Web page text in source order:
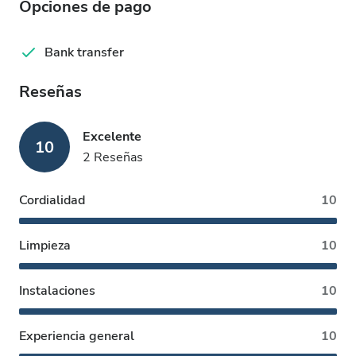
Opciones de pago
Bank transfer
Reseñas
10
Excelente
2 Reseñas
Cordialidad 10
Limpieza 10
Instalaciones 10
Experiencia general 10